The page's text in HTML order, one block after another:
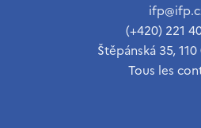
(+420) 221
Štěpánská 35, 110
Tous les